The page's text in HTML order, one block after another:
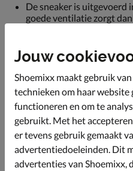
De sneaker is uitgevoerd
goede ventilatie zorgt
Gevoerd met textiel en
hielkap. Dit zorgt voor
Het foam-voetbed biedt
hele dag kunt rennen en
van je voeten.
Afgewerkt met een
de druk verdeeld en
Jouw
Shoemixx maakt gebruik
technieken om haar website
functioneren en om te
gebruikt. Met het
er tevens gebruik gemaakt
advertentiedoeleinden. Dit
advertenties van Shoemixx,